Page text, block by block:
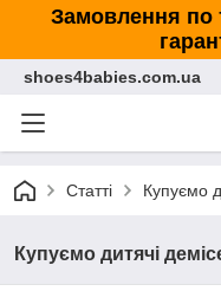
Замовлення по
shoes4babies.com.ua
Статті Купуємо
Купуємо дитячі